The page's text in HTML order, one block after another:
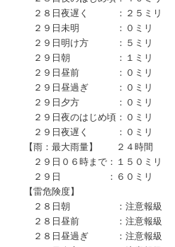
２８日夜遅く ：２５ミリ
２９日未明 ：０ミリ
２９日明け方 ：５ミリ
２９日朝 ：１ミリ
２９日昼前 ：０ミリ
２９日昼過ぎ ：０ミリ
２９日夕方 ：０ミリ
２９日夜のはじめ頃：０ミリ
２９日夜遅く ：０ミリ
【雨：最大雨量】 ２４時間
２９日０６時まで：１５０ミリ
２９日 ：６０ミリ
【雷危険度】
２８日朝 ：注意報級
２８日昼前 ：注意報級
２８日昼過ぎ ：注意報級